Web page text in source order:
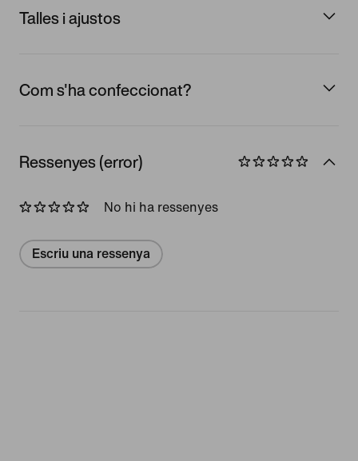
Talles i ajustos
Com s'ha confeccionat?
Ressenyes (error)
No hi ha ressenyes
Escriu una ressenya